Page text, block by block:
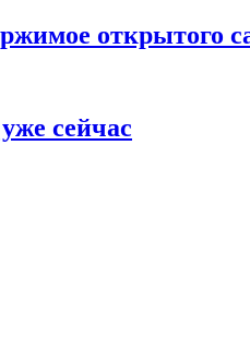
открытого
сейчас